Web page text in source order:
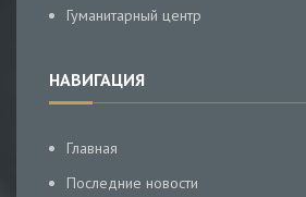
Гуманитарный центр
НАВИГАЦИЯ
Главная
Последние новости